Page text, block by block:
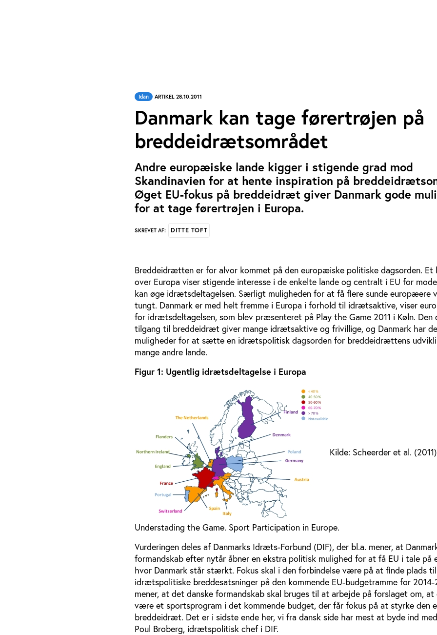
Idan ARTIKEL 28.10.2011
Danmark kan tage førertrøjen på
breddeidrætsområdet
Andre europæiske lande kigger i stigende grad mod
Skandinavien for at hente inspiration på
Øget EU-fokus på breddeidræt giver Danmark gode
for at tage førertrøjen i Europa.
SKREVET AF: DITTE TOFT
Breddeidrætten er for alvor kommet på den europæiske politiske dagsorden. Et
over Europa viser stigende interesse i de enkelte lande og centralt i EU for
kan øge idrætsdeltagelsen. Særligt muligheden for at få flere sunde europæere
tungt. Danmark er med helt fremme i Europa i forhold til idrætsaktive, viser
for idrætsdeltagelsen, som blev præsenteret på Play the Game 2011 i Køln. Den
tilgang til breddeidræt giver mange idrætsaktive og frivillige, og Danmark har
muligheder for at sætte en idrætspolitisk dagsorden for breddeidrættens
mange andre lande.
Figur 1: Ugentlig idrætsdeltagelse i Europa
Kilde: Scheerder et al.
Understading the Game. Sport Participation in Europe.
Vurderingen deles af Danmarks Idræts-Forbund (DIF), der bl.a. mener, at
formandskab efter nytår åbner en ekstra politisk mulighed for at få EU i tale på
hvor Danmark står stærkt. Fokus skal i den forbindelse være på at finde plads til
idrætspolitiske breddesatsninger på den kommende EU-budgetramme for 2014-
mener, at det danske formandskab skal bruges til at arbejde på forslaget om, at
være et sportsprogram i det kommende budget, der får fokus på at styrke den
breddeidræt. Det er i sidste ende her, vi fra dansk side har mest at byde ind
Poul Broberg, idrætspolitisk chef i DIF.